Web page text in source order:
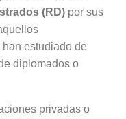
(RD) por sus
han estudiado de
diplomados o
privadas o